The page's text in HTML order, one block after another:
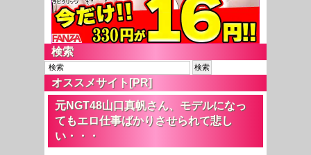
検索
オススメサイト[PR]
元NGT48山口真帆さん、モデルになっ
てもエロ仕事ばかりさせられて悲し
い・・・